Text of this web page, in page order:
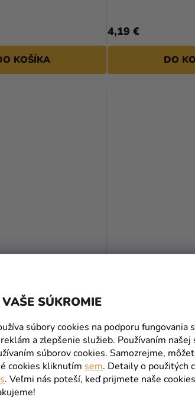
SÚKROMIE
súbory cookies na podporu fungovania
a zlepšenie služieb. Používaním našej
súborov cookies. Samozrejme,
cookies kliknutím sem. Detaily o použitých
. Veľmi nás poteší, keď prijmete naše
KOŠÍKA
4,19 €
DO
KOŠÍKA
2,65 €
DO